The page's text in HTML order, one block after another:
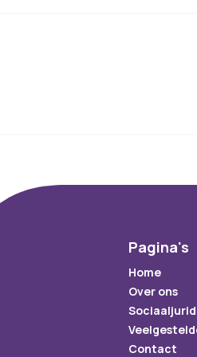
Pagina's
Home
Over ons
Contact